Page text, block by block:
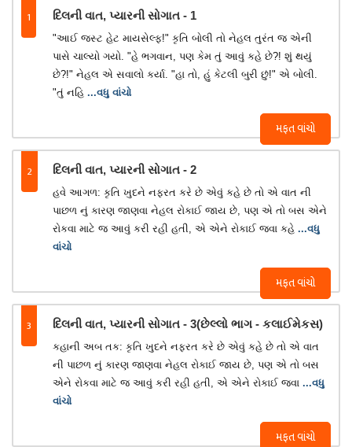
1 દિલની વાત, પ્યારની સોગાત - 1
મફત વાંચો
"આઈ જસ્ટ હેટ માયસેલ્ફ!" કૃતિ બોલી તો નેહલ તુરંત જ એની
પાસે ચાલ્યો ગયો. "હે ભગવાન, પણ કેમ તું આવું કહે છે?! શું થયું
છે?!" નેહલ એ સવાલો કર્યા. "હા તો, હું કેટલી બુરી છું!" એ બોલી.
"તું નહિ ...વધુ વાંચો
2 દિલની વાત, પ્યારની સોગાત - 2
મફત વાંચો
હવે આગળ: કૃતિ ખુદને નફરત કરે છે એવું કહે છે તો એ વાત ની
પાછળ નું કારણ જાણવા નેહલ રોકાઈ જાય છે, પણ એ તો બસ એને
રોકવા માટે જ આવું કરી રહી હતી, એ એને રોકાઈ જવા કહે ...વધુ
વાંચો
3 દિલની વાત, પ્યારની સોગાત - 3(છેલ્લો ભાગ - કલાઈમેકસ)
મફત વાંચો
કહાની અબ તક: કૃતિ ખુદને નફરત કરે છે એવું કહે છે તો એ વાત
ની પાછળ નું કારણ જાણવા નેહલ રોકાઈ જાય છે, પણ એ તો બસ
એને રોકવા માટે જ આવું કરી રહી હતી, એ એને રોકાઈ જવા ...વધુ
વાંચો